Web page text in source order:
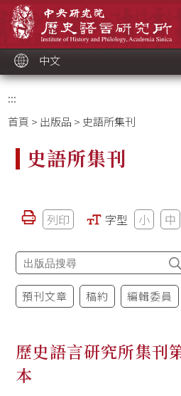
中文
:::
首頁 > 出版品 > 史語所集刊
史語所集刊
列印 字型 小 中
預刊文章 稿約 編輯委員
歷史語言研究所集刊
本